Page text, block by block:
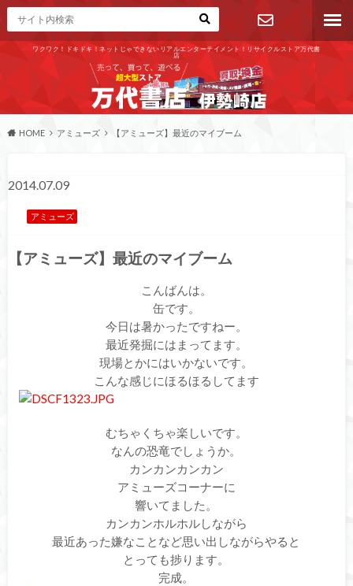
ワクワク！ドキドキ！ネットじゃできないリアルエンターテイメント！リサイクルストア万代書
店
お問い合わ
せ
HOME アミューズ 【アミューズ】最近のマイブーム
2014.07.09
アミューズ
【アミューズ】最近のマイブーム
こんばんは。
缶です。
今日は暑かったですねー。
最近発掘にはまってます。
現場とかにはいかないです。
こんな感じにほるほるしてます
むちゃくちゃ楽しいです。
なんの恐竜でしょうか。
カンカンカンカン
アミューズコーナーに
響いてました。
カンカンホルホルしながら
最近あった嫌なことなど思い出しながらやると
とっても捗ります。
完成。